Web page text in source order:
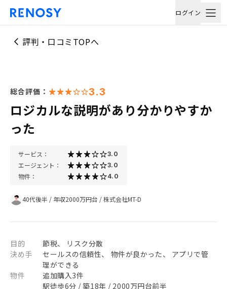
ログイン
評判・口コミTOPへ
総合評価： 3.3
ロジカルな説明があり分かりやすか
った
サービス： 3.0
エージェント： 3.0
物件： 4.0
40代後半 / 年収2000万円台 /株式会社MT-D
目的
節税、 リスク分散
決め手
セールスの信頼性、 物件が良かった、 アプリで管
理ができる
物件
追加購入3件
駅徒歩6分 / 築18年 / 2000万円台前半